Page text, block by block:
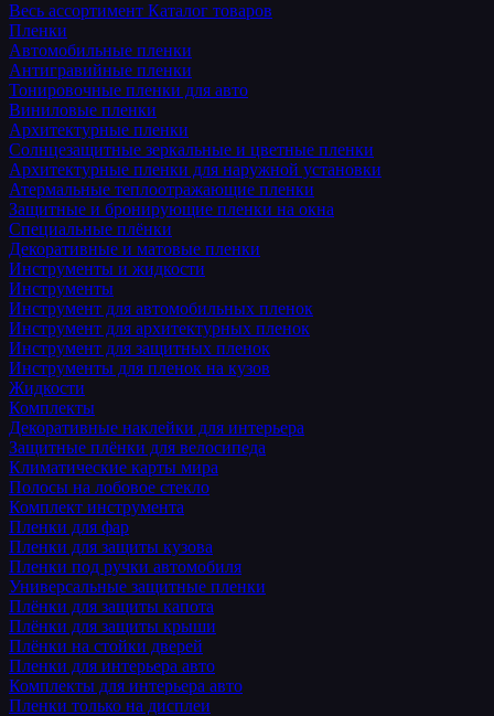
Весь ассортимент Каталог товаров
Пленки
Автомобильные пленки
Антигравийные пленки
Тонировочные пленки для авто
Виниловые пленки
Архитектурные пленки
Солнцезащитные зеркальные и цветные пленки
Архитектурные пленки для наружной установки
Атермальные теплоотражающие пленки
Защитные и бронирующие пленки на окна
Специальные плёнки
Декоративные и матовые пленки
Инструменты и жидкости
Инструменты
Инструмент для автомобильных пленок
Инструмент для архитектурных пленок
Инструмент для защитных пленок
Инструменты для пленок на кузов
Жидкости
Комплекты
Декоративные наклейки для интерьера
Защитные плёнки для велосипеда
Климатические карты мира
Полосы на лобовое стекло
Комплект инструмента
Пленки для фар
Пленки для защиты кузова
Пленки под ручки автомобиля
Универсальные защитные пленки
Плёнки для защиты капота
Плёнки для защиты крыши
Плёнки на стойки дверей
Пленки для интерьера авто
Комплекты для интерьера авто
Пленки только на дисплеи